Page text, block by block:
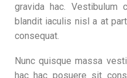
gravida hac. Vestibulum
blandit iaculis nisl a at
consequat.
Nunc quisque massa
hac hac posuere sit